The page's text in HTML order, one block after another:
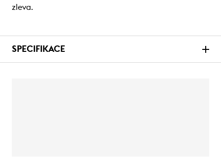
zleva.
SPECIFIKACE